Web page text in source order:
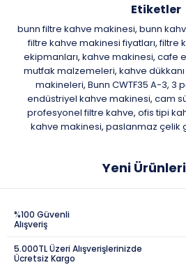
Etiketler
bunn filtre kahve makinesi, bunn
filtre kahve makinesi fiyatları, filtre
ekipmanları, kahve makinesi, cafe
mutfak malzemeleri, kahve
makineleri, Bunn CWTF35 A-3, 3
endüstriyel kahve makinesi, cam
profesyonel filtre kahve, ofis tipi
kahve makinesi, paslanmaz çelik
Yeni
%100 Güvenli
Alışveriş
5.000TL Üzeri Alışverişlerinizde
Ücretsiz Kargo